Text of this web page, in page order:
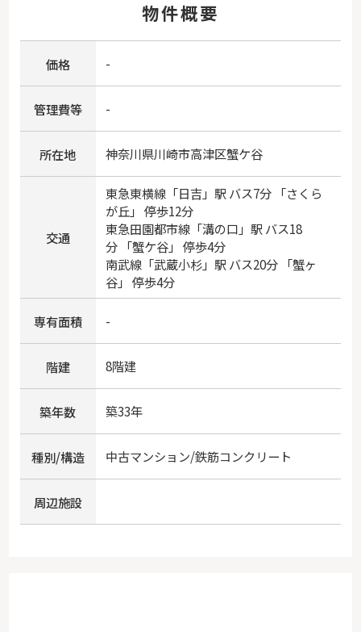
物件概要
価格 -
管理費等 -
所在地 神奈川県川崎市高津区蟹ケ谷
交通
東急東横線「日吉」駅 バス7分 「さくら
が丘」 停歩12分
東急田園都市線「溝の口 」駅 バス18
分 「蟹ケ谷」 停歩4分
南武線「武蔵小杉」駅 バス20分 「蟹ヶ
谷」 停歩4分
専有面積 -
階建 8階建
築年数 築33年
種別/構造 中古マンション/鉄筋コンクリート
周辺施設